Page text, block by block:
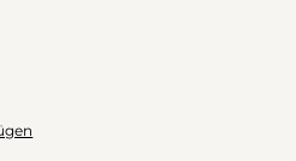
gewünschten Wert ein oder